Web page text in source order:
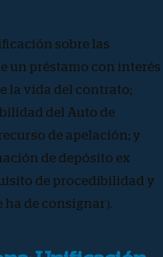
sobre las
un préstamo con interés
la vida del contrato;
del Auto de
de apelación; y
de depósito ex
de procedibilidad y
ha de consignar).